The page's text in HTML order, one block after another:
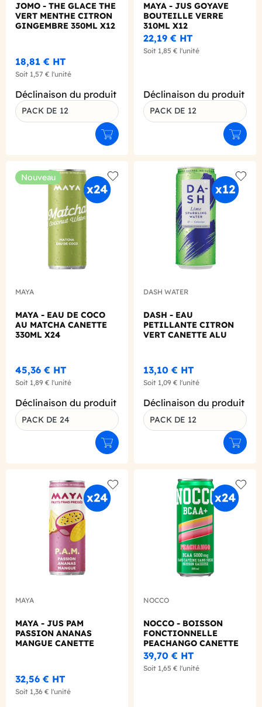
JOMO - THE GLACE THE
VERT MENTHE CITRON
GINGEMBRE 350ML X12
18,81 € HT
Soit 1,57 € l'unité
Déclinaison du produit
PACK DE 12
Ajouter au panier
MAYA - JUS GOYAVE
BOUTEILLE VERRE
310ML X12
22,19 € HT
Soit 1,85 € l'unité
Déclinaison du produit
PACK DE 12
Nouveau
Add to wishlist
MAYA
MAYA - EAU DE COCO
AU MATCHA CANETTE
330ML X24
45,36 € HT
Soit 1,89 € l'unité
Déclinaison du produit
PACK DE 24
Ajouter au panier
Add
DASH WATER
DASH - EAU
PETILLANTE CITRON
VERT CANETTE ALU
13,10 € HT
Soit 1,09 € l'unité
Déclinaison du produit
PACK DE 12
Add to wishlist
MAYA
MAYA - JUS PAM
PASSION ANANAS
MANGUE CANETTE
32,56 € HT
Soit 1,36 € l'unité
Add
NOCCO
NOCCO - BOISSON
FONCTIONNELLE
PEACHANGO CANETTE
330ML X24
39,70 € HT
Soit 1,65 € l'unité